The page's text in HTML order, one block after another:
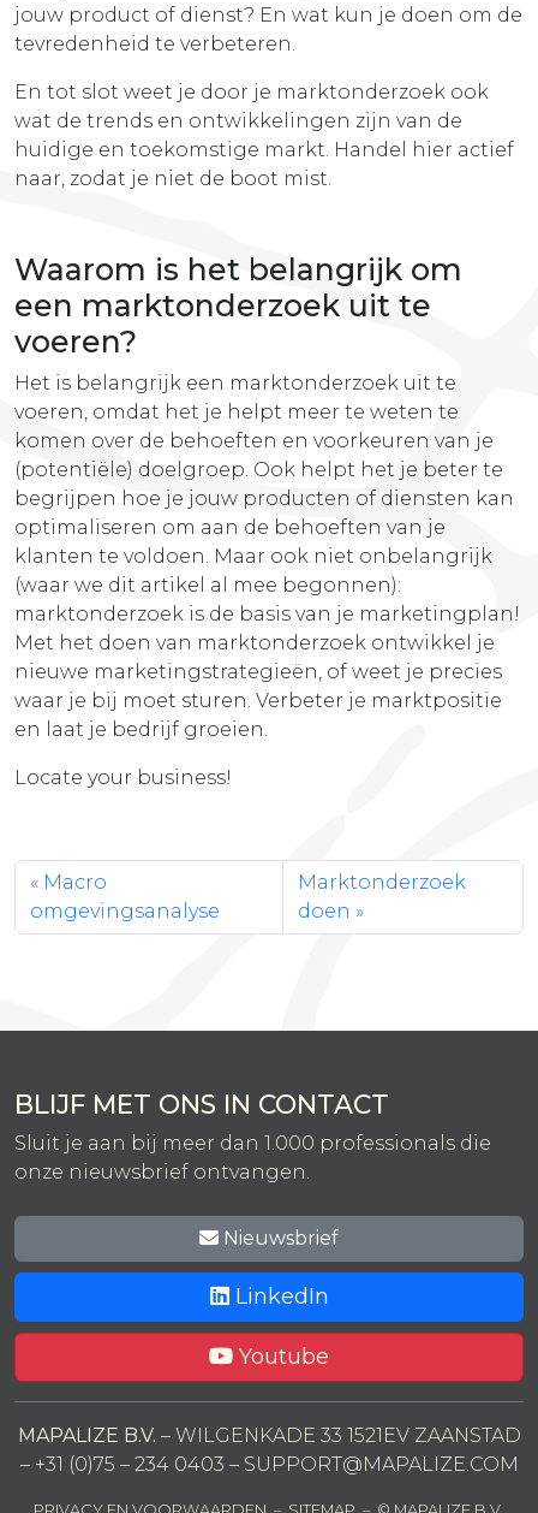
jouw product of dienst? En wat kun je doen om de
tevredenheid te verbeteren.
En tot slot weet je door je marktonderzoek ook
wat de trends en ontwikkelingen zijn van de
huidige en toekomstige markt. Handel hier actief
naar, zodat je niet de boot mist.
Waarom is het belangrijk om
een marktonderzoek uit te
voeren?
Het is belangrijk een marktonderzoek uit te
voeren, omdat het je helpt meer te weten te
komen over de behoeften en voorkeuren van je
(potentiële) doelgroep. Ook helpt het je beter te
begrijpen hoe je jouw producten of diensten kan
optimaliseren om aan de behoeften van je
klanten te voldoen. Maar ook niet onbelangrijk
(waar we dit artikel al mee begonnen):
marktonderzoek is de basis van je marketingplan!
Met het doen van marktonderzoek ontwikkel je
nieuwe marketingstrategieën, of weet je precies
waar je bij moet sturen. Verbeter je marktpositie
en laat je bedrijf groeien.
Locate your business!
Macro
omgevingsanalyse
Marktonderzoek
doen
BLIJF MET ONS IN CONTACT
Sluit je aan bij meer dan 1.000 professionals die
onze nieuwsbrief ontvangen.
Nieuwsbrief
LinkedIn
Youtube
MAPALIZE B.V. – WILGENKADE 33 1521EV ZAANSTAD
– +31 (0)75 – 234 0403 – SUPPORT@MAPALIZE.COM